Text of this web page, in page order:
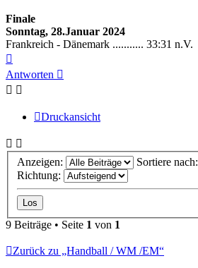
Finale
Sonntag, 28.Januar 2024
Frankreich - Dänemark ........... 33:31 n.V.
oben
Antworten
Druckansicht
Anzeigen:
Sortiere nach:
Richtung:
9 Beiträge • Seite 1 von 1
Zurück zu „Handball / WM /EM“